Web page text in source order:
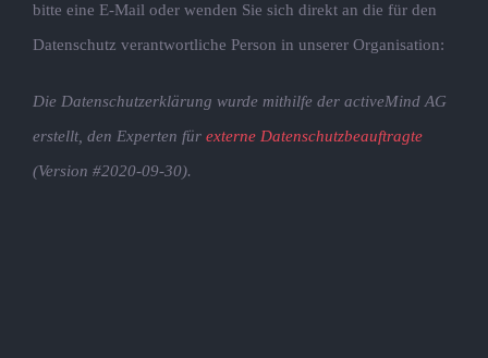
bitte eine E-Mail oder wenden Sie sich direkt an die für den
Datenschutz verantwortliche Person in unserer Organisation:
Die Datenschutzerklärung wurde mithilfe der activeMind AG
erstellt, den Experten für externe Datenschutzbeauftragte
(Version #2020-09-30).